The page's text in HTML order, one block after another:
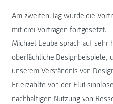
Am zweiten Tag wurde die
mit drei Vorträgen fortgesetzt.
Michael Leube sprach auf sehr
oberflächliche Designbeispiele,
unserem Verständnis von
Er erzählte von der Flut
nachhaltigen Nutzung von